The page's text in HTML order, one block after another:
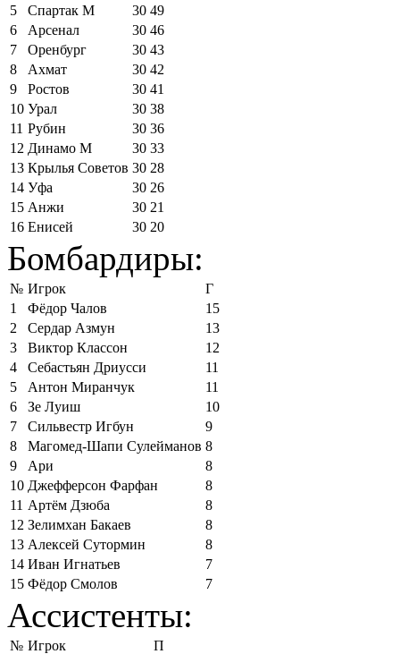
5
Спартак М 30 49
6
Арсенал 30 46
7
Оренбург 30 43
8
Ахмат 30 42
9
Ростов 30 41
10 Урал 30 38
11 Рубин 30 36
12 Динамо М 30 33
13 Крылья Советов 30 28
14 Уфа 30 26
15 Анжи 30 21
16 Енисей 30 20
Бомбардиры:
№ Игрок
Г
1
Фёдор Чалов
15
2
Сердар Азмун
13
3
Виктор Классон
12
4
Себастьян Дриусси
11
5
Антон Миранчук
11
6
Зе Луиш
10
7
Сильвестр Игбун
9
8
Магомед-Шапи Сулейманов 8
9
Ари
8
10 Джефферсон Фарфан
8
11 Артём Дзюба
8
12 Зелимхан Бакаев
8
13 Алексей Сутормин
8
14 Иван Игнатьев
7
15 Фёдор Смолов 7
Ассистенты:
№ Игрок
П